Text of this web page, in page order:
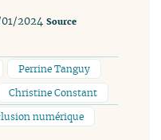
2024 Source
Perrine Tanguy
Christine Constant
numérique